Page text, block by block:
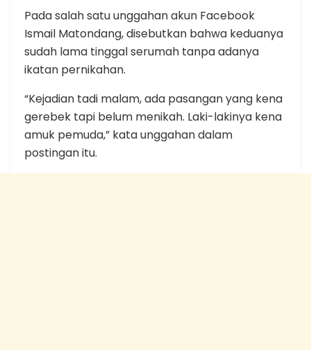
Pada salah satu unggahan akun Facebook
Ismail Matondang, disebutkan bahwa keduanya
sudah lama tinggal serumah tanpa adanya
ikatan pernikahan.
“Kejadian tadi malam, ada pasangan yang kena
gerebek tapi belum menikah. Laki-lakinya kena
amuk pemuda,” kata unggahan dalam
postingan itu.